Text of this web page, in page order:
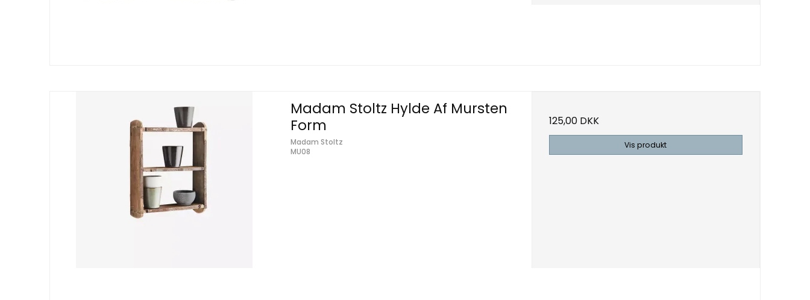
Madam Stoltz Hylde Af Mursten
Form
Madam Stoltz
MU08
125,00 DKK
Vis produkt